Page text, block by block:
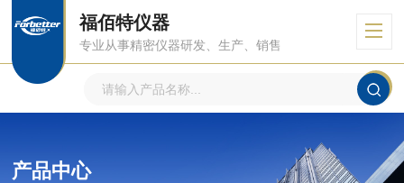
福佰特仪器
专业从事精密仪器研发、生产、销售
产品中心